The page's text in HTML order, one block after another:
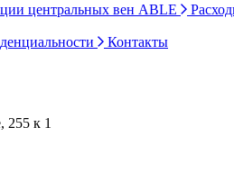
центральных вен ABLE
Контакты
255 к 1